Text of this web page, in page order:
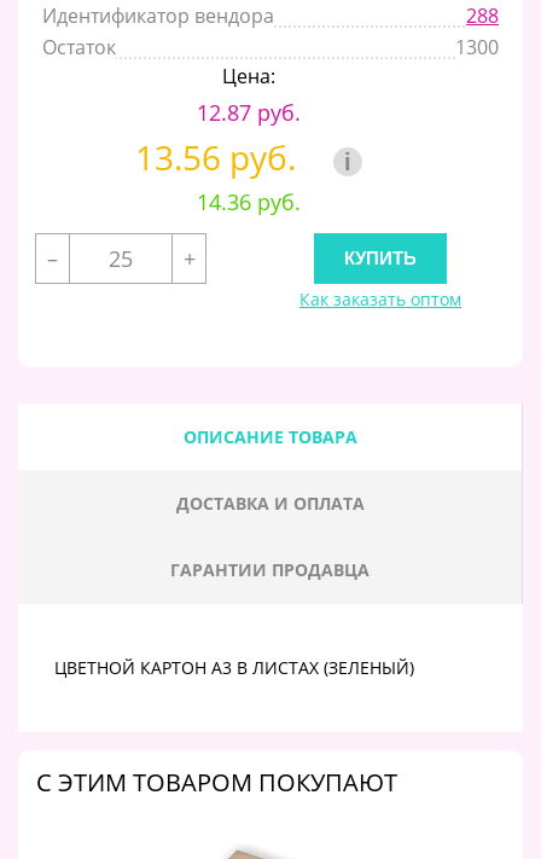
Идентификатор вендора
288
Остаток
1300
Цена:
12.87 руб.
13.56 руб. i
14.36 руб.
–
+
Как заказать оптом
ОПИСАНИЕ ТОВАРА
ДОСТАВКА И ОПЛАТА
ГАРАНТИИ ПРОДАВЦА
ЦВЕТНОЙ КАРТОН А3 В ЛИСТАХ (ЗЕЛЕНЫЙ)
C ЭТИМ ТОВАРОМ ПОКУПАЮТ